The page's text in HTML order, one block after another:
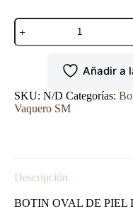
BOTIN
VAQUERO
SM
Añadir a
SKU: N/D Categorías:
Vaquero SM
Descripción
BOTIN OVAL DE PIEL